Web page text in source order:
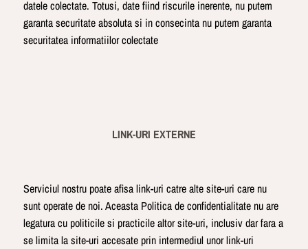
datele colectate. Totusi, date fiind riscurile inerente, nu putem
garanta securitate absoluta si in consecinta nu putem garanta
securitatea informatiilor colectate
LINK-URI EXTERNE
Serviciul nostru poate afisa link-uri catre alte site-uri care nu
sunt operate de noi. Aceasta Politica de confidentialitate nu are
legatura cu politicile si practicile altor site-uri, inclusiv dar fara a
se limita la site-uri accesate prin intermediul unor link-uri